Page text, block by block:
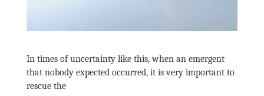
In times of uncertainty like this, when an emergent
that nobody expected occurred, it is very important to
rescue the